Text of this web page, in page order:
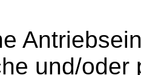
und/oder